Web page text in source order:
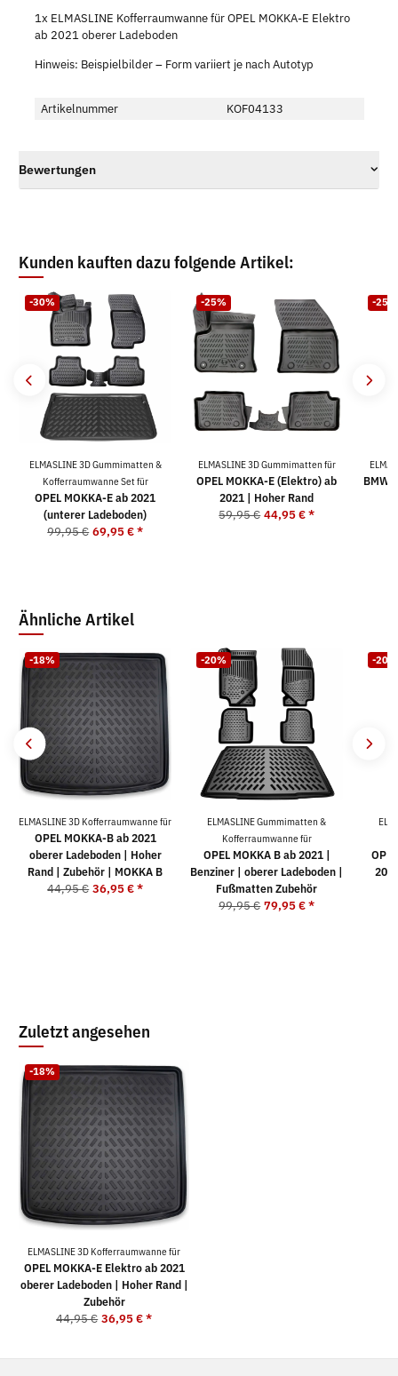
1x ELMASLINE Kofferraumwanne für OPEL MOKKA-E Elektro
ab 2021 oberer Ladeboden
Hinweis: Beispielbilder – Form variiert je nach Autotyp
Artikelnummer KOF04133
Bewertungen
Kunden kauften dazu folgende Artikel:
-30%
ELMASLINE 3D Gummimatten &
Kofferraumwanne Set für
OPEL MOKKA-E ab 2021
(unterer Ladeboden)
99,95 € 69,95 €*
-25%
ELMASLINE 3D Gummimatten für
OPEL MOKKA-E (Elektro) ab
2021 | Hoher Rand
59,95 € 44,95 €*
-25%
BMW
Ähnliche Artikel
-18%
ELMASLINE 3D Kofferraumwanne für
OPEL MOKKA-B ab 2021
oberer Ladeboden | Hoher
Rand | Zubehör | MOKKA B
44,95 € 36,95 €*
-20%
ELMASLINE Gummimatten &
Kofferraumwanne für
OPEL MOKKA B ab 2021 |
Benziner | oberer Ladeboden |
Fußmatten Zubehör
99,95 € 79,95 €*
-20%
Zuletzt angesehen
-18%
ELMASLINE 3D Kofferraumwanne für
OPEL MOKKA-E Elektro ab 2021
oberer Ladeboden | Hoher Rand |
Zubehör
44,95 € 36,95 €*